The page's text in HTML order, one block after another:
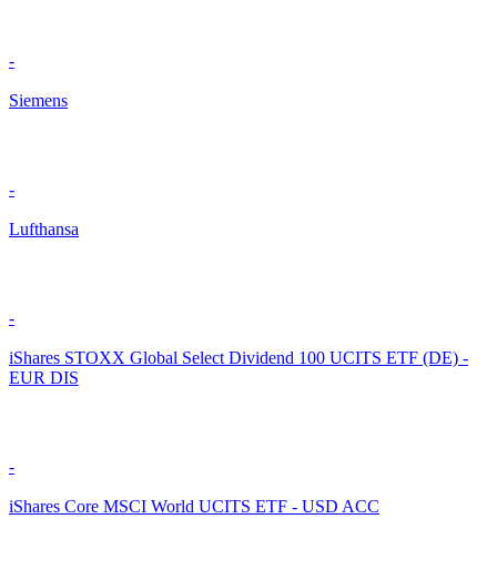
-
Siemens
-
Lufthansa
-
iShares STOXX Global Select Dividend 100 UCITS ETF (DE) -
EUR DIS
-
iShares Core MSCI World UCITS ETF - USD ACC